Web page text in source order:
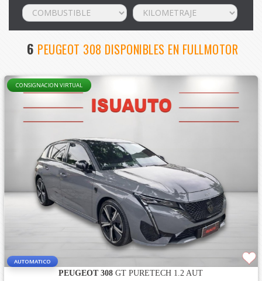
6 PEUGEOT 308 DISPONIBLES EN FULLMOTOR
CONSIGNACION VIRTUAL
AUTOMATICO
PEUGEOT 308 GT PURETECH 1.2 AUT